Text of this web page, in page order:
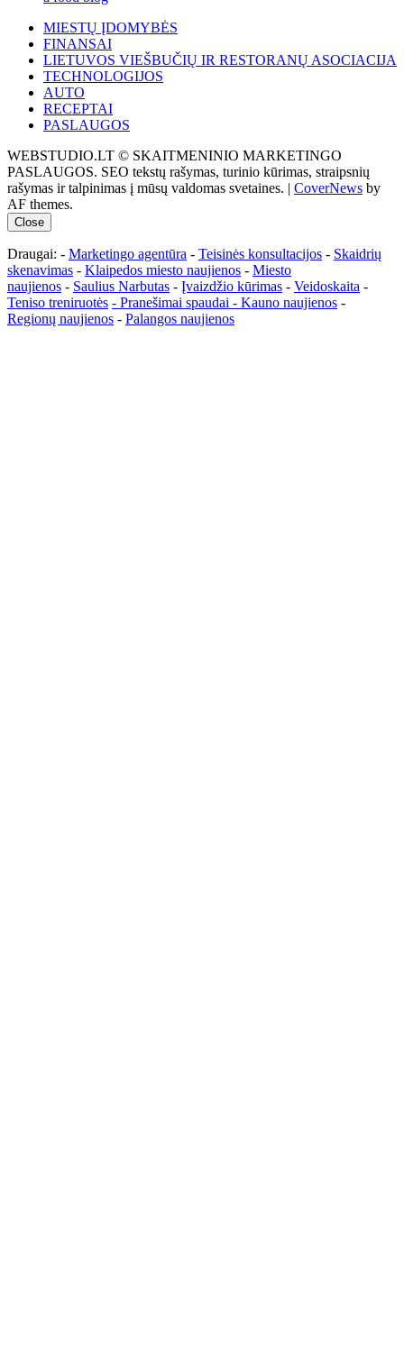
MIESTŲ ĮDOMYBĖS
FINANSAI
LIETUVOS VIEŠBUČIŲ IR RESTORANŲ ASOCIACIJA
TECHNOLOGIJOS
AUTO
RECEPTAI
PASLAUGOS
WEBSTUDIO.LT © SKAITMENINIO MARKETINGO
PASLAUGOS. SEO tekstų rašymas, turinio kūrimas, straipsnių
rašymas ir talpinimas į mūsų valdomas svetaines. | CoverNews by
AF themes.
Close
Draugai: - Marketingo agentūra - Teisinės konsultacijos - Skaidrių
skenavimas - Klaipedos miesto naujienos - Miesto
naujienos - Saulius Narbutas - Įvaizdžio kūrimas - Veidoskaita -
Teniso treniruotės - Pranešimai spaudai - Kauno naujienos -
Regionų naujienos - Palangos naujienos